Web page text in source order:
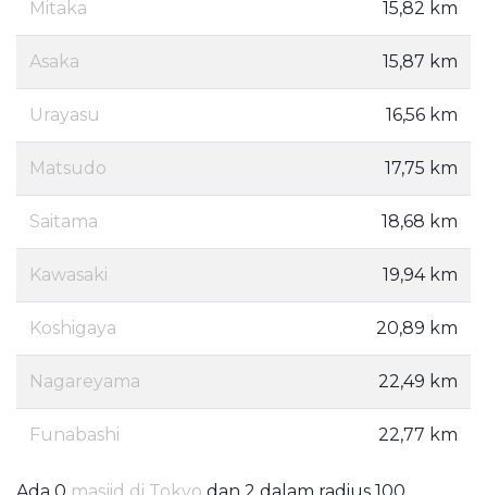
Mitaka 15,82 km
Asaka 15,87 km
Urayasu 16,56 km
Matsudo 17,75 km
Saitama 18,68 km
Kawasaki 19,94 km
Koshigaya 20,89 km
Nagareyama 22,49 km
Funabashi 22,77 km